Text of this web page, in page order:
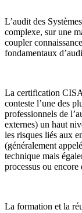
L’audit des
complexe, sur une
coupler
fondamentaux
La certification
conteste l’une des
professionnels de
externes) un haut
les risques liés aux
(généralement
technique mais
processus ou encore
La formation et la